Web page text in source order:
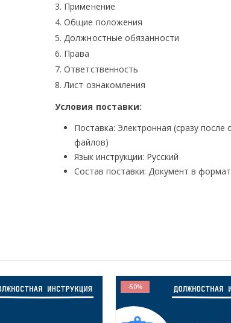
3. Применение
4. Общие положения
5. Должностные обязанности
6. Права
7. Ответственность
8. Лист ознакомления
Условия поставки:
Поставка: Электронная (сразу
файлов)
Язык инструкции: Русский
Состав поставки: Документ в
-50%